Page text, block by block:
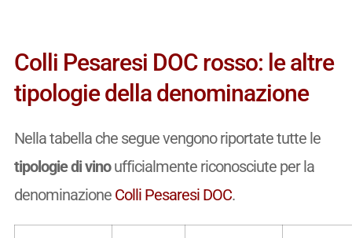
Colli Pesaresi DOC rosso: le altre
tipologie della denominazione
Nella tabella che segue vengono riportate tutte le
tipologie di vinoufficialmente riconosciute per la
denominazione Colli Pesaresi DOC.